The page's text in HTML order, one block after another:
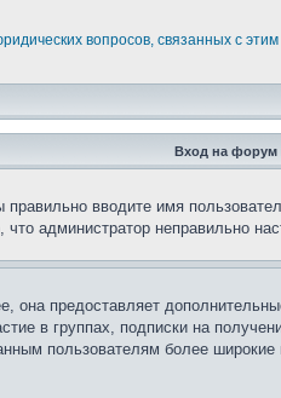
вопросов, связанных с
Вход на форум
вводите имя
администратор неправильно
она предоставляет
в группах, подписки на
пользователям более